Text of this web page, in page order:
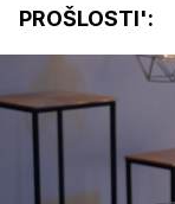
PROŠLOSTI':